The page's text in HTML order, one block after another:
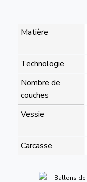
Matière
Technologie
Nombre de
couches
Vessie
Carcasse